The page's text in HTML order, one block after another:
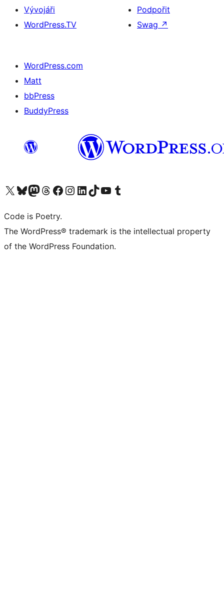
Vývojáři
WordPress.TV
Podpořit
Swag ↗
WordPress.com
Matt
bbPress
BuddyPress
Navštivte náš účet na X (dříve Twitter)
Navštivte náš Bluesky účetNavštivte náš účet Mastodon
Navštivte náš Threads účetNavštivte naši stránku na Facebooku
Navštivte náš Instagram účetNavštivte náš LinkedIn účetNavštivte náš TikTok účetNavštivte náš YouTube kanálNavštivte náš Tumblr účet
Code is Poetry.
The WordPress® trademark is the intellectual property
of the WordPress Foundation.